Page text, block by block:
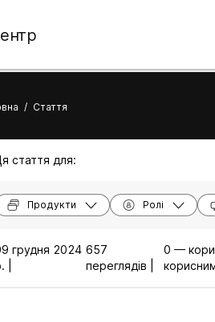
/ Стаття
стаття для:
Продукти Ролі
грудня 2024
|
657
переглядів |
0 —